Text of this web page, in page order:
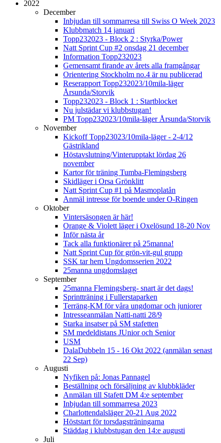
2022
December
Inbjudan till sommarresa till Swiss O Week 2023
Klubbmatch 14 januari
Topp232023 - Block 2 : Styrka/Power
Natt Sprint Cup #2 onsdag 21 december
Information Topp232023
Gemensamt firande av årets alla framgångar
Orientering Stockholm no.4 är nu publicerad
Reserapport Topp232023/10mila-läger
Årsunda/Storvik
Topp232023 - Block 1 : Startblocket
Nu julstädar vi klubbstugan!
PM Topp232023/10mila-läger Årsunda/Storvik
November
Kickoff Topp23023/10mila-läger - 2-4/12
Gästrikland
Höstavslutning/Vinterupptakt lördag 26
november
Kartor för träning Tumba-Flemingsberg
Skidläger i Orsa Grönklitt
Natt Sprint Cup #1 på Masmoplatån
Anmäl intresse för boende under O-Ringen
Oktober
Vintersäsongen är här!
Orange & Violett läger i Oxelösund 18-20 Nov
Inför nästa år
Tack alla funktionärer på 25manna!
Natt Sprint Cup för grön-vit-gul grupp
SSK tar hem Ungdomsserien 2022
25manna ungdomslaget
September
25manna Flemingsberg- snart är det dags!
Sprintträning i Fullerstaparken
Terräng-KM för våra ungdomar och juniorer
Intresseanmälan Natti-natti 28/9
Starka insatser på SM stafetten
SM medeldistans JUnior och Senior
USM
DalaDubbeln 15 - 16 Okt 2022 (anmälan senast
22 Sep)
Augusti
Nyfiken på: Jonas Pannagel
Beställning och försäljning av klubbkläder
Anmälan till Stafett DM 4:e september
Inbjudan till sommarresa 2023
Charlottendalsläger 20-21 Aug 2022
Höststart för torsdagsträningarna
Städdag i klubbstugan den 14:e augusti
Juli